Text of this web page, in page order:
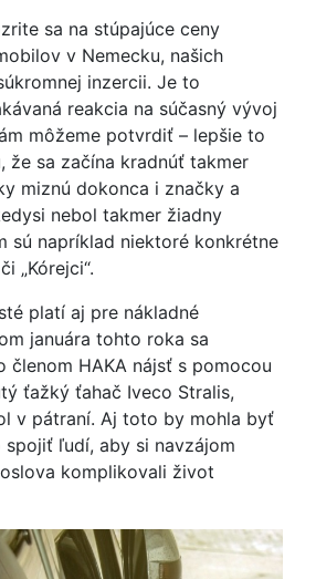
sa na stúpajúce ceny
v Nemecku, našich
inzercii. Je to
reakcia na súčasný vývoj
môžeme potvrdiť – lepšie to
že sa začína kradnúť takmer
miznú dokonca i značky a
nebol takmer žiadny
sú napríklad niektoré konkrétne
„Kórejci“.
platí aj pre nákladné
januára tohto roka sa
členom HAKA nájsť s pomocou
ťažký ťahač Iveco Stralis,
v pátraní. Aj toto by mohla byť
spojiť ľudí, aby si navzájom
komplikovali život